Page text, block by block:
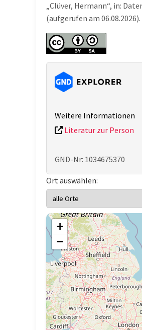
„Clüver, Hermann“, in:
(aufgerufen am 06.08.2026).
Weitere Informationen
Literatur zur Person
GND-Nr: 1034675370
Ort auswählen:
+
−